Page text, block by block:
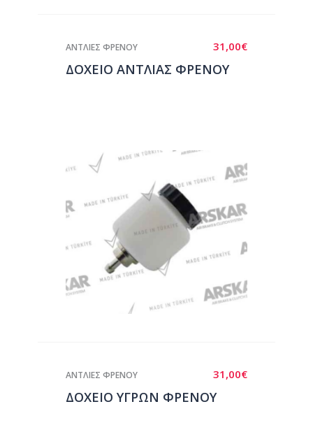
31,00€
ΑΝΤΛΙΕΣ ΦΡΕΝΟΥ
ΔΟΧΕΙΟ ΑΝΤΛΙΑΣ ΦΡΕΝΟΥ
31,00€
ΑΝΤΛΙΕΣ ΦΡΕΝΟΥ
ΔΟΧΕΙΟ ΥΓΡΩΝ ΦΡΕΝΟΥ